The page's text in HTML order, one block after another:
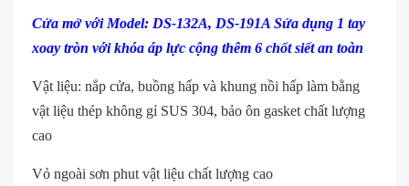
Cửa mở với Model: DS-132A, DS-191A Sửa dụng 1 tay
xoay tròn với khóa áp lực cộng thêm 6 chốt siết an toàn
Vật liệu: nắp cửa, buồng hấp và khung nồi hấp làm bằng
vật liệu thép không gỉ SUS 304, bảo ôn gasket chất lượng
cao
Vỏ ngoài sơn phut vật liệu chất lượng cao